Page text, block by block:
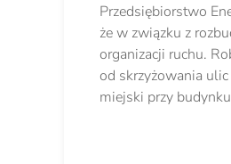
Przedsiębiorstwo
że w związku z
organizacji ruchu.
od skrzyżowania
miejski przy